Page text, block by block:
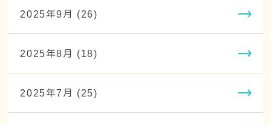
2025年9月 (26)
2025年8月 (18)
2025年7月 (25)